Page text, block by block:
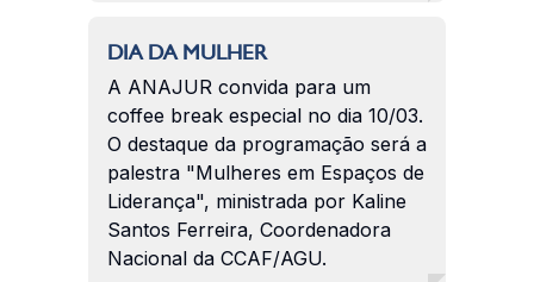
DIA DA MULHER
A ANAJUR convida para um
coffee break especial no dia 10/03.
O destaque da programação será a
palestra "Mulheres em Espaços de
Liderança", ministrada por Kaline
Santos Ferreira, Coordenadora
Nacional da CCAF/AGU.